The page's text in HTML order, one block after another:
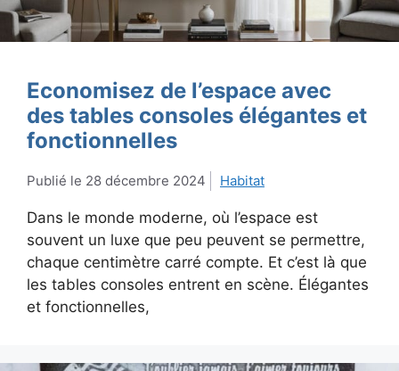
Economisez de l’espace avec
des tables consoles élégantes et
fonctionnelles
28 décembre 2024 Habitat
Dans le monde moderne, où l’espace est
souvent un luxe que peu peuvent se permettre,
chaque centimètre carré compte. Et c’est là que
les tables consoles entrent en scène. Élégantes
et fonctionnelles,